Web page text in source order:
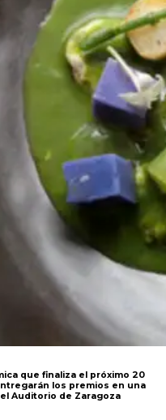
que finaliza el próximo 20
los premios en una
Auditorio de Zaragoza